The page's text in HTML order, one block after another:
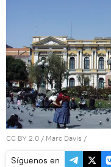
CC BY 2.0 / Marc Davis /
Síguenos en